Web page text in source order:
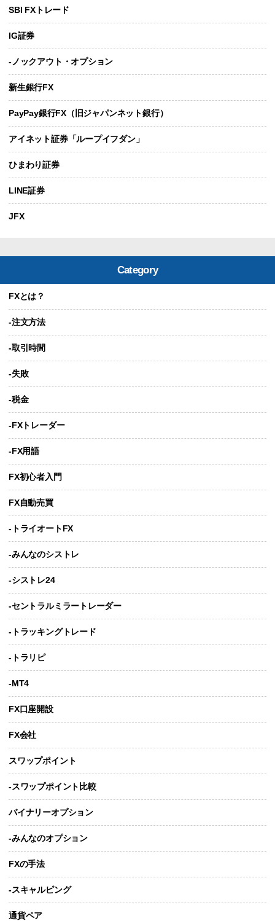
SBI FXトレード
IG証券
-ノックアウト・オプション
新生銀行FX
PayPay銀行FX（旧ジャパンネット銀行）
アイネット証券「ループイフダン」
ひまわり証券
LINE証券
JFX
Category
FXとは？
-注文方法
-取引時間
-失敗
-税金
-FXトレーダー
-FX用語
FX初心者入門
FX自動売買
-トライオートFX
-みんなのシストレ
-シストレ24
-セントラルミラートレーダー
-トラッキングトレード
-トラリピ
-MT4
FX口座開設
FX会社
スワップポイント
-スワップポイント比較
バイナリーオプション
-みんなのオプション
FXの手法
-スキャルピング
通貨ペア